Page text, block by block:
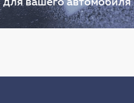
для вашего автомобиля